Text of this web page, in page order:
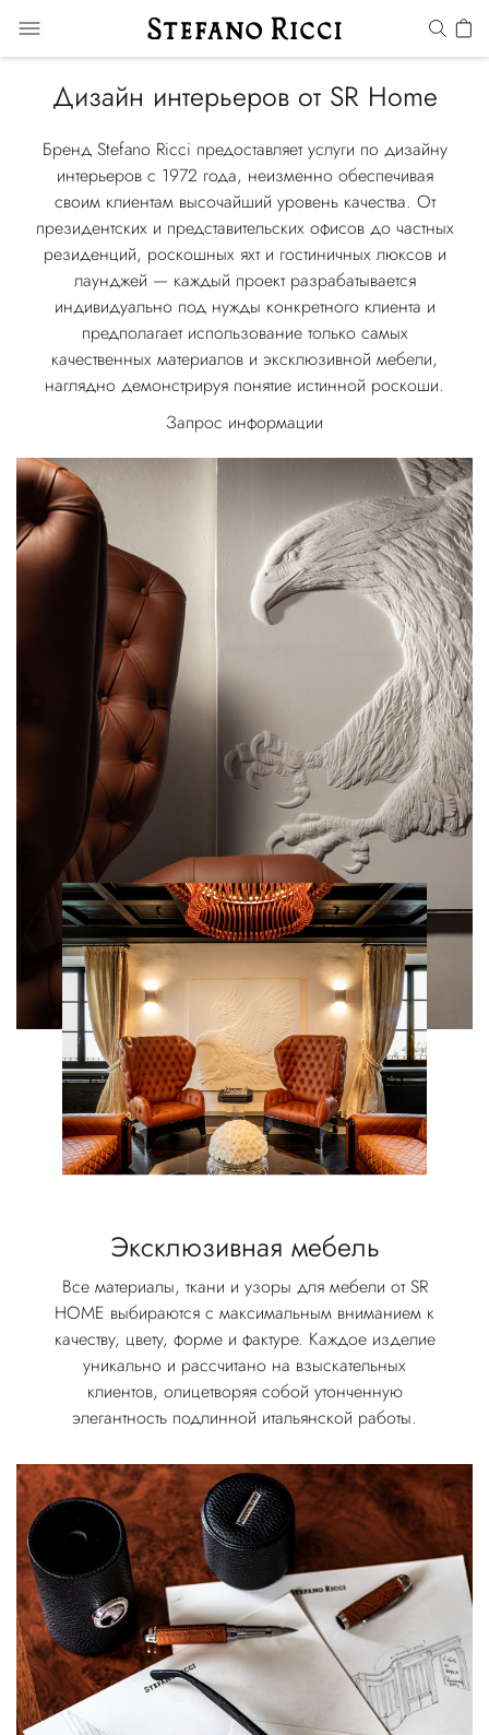
Дизайн интерьеров от SR Home
Бренд Stefano Ricci предоставляет услуги по дизайну
интерьеров с 1972 года, неизменно обеспечивая
своим клиентам высочайший уровень качества. От
президентских и представительских офисов до частных
резиденций, роскошных яхт и гостиничных люксов и
лаунджей — каждый проект разрабатывается
индивидуально под нужды конкретного клиента и
предполагает использование только самых
качественных материалов и эксклюзивной мебели,
наглядно демонстрируя понятие истинной роскоши.
Запрос информации
Эксклюзивная мебель
Все материалы, ткани и узоры для мебели от SR
HOME выбираются с максимальным вниманием к
качеству, цвету, форме и фактуре. Каждое изделие
уникально и рассчитано на взыскательных
клиентов, олицетворяя собой утонченную
элегантность подлинной итальянской работы.